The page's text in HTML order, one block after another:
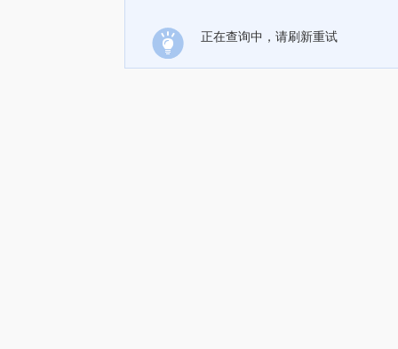
正在查询中，请刷新重试